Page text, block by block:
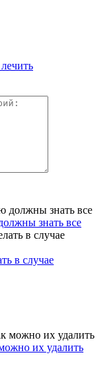
знать все
в случае
их удалить